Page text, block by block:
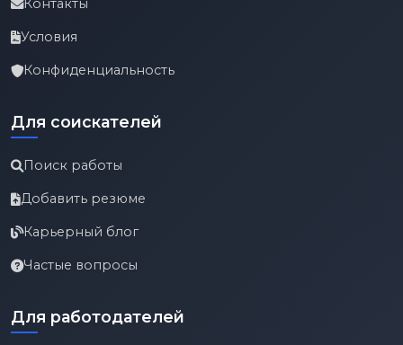
Контакты
Условия
Конфиденциальность
Для соискателей
Поиск работы
Добавить резюме
Карьерный блог
Частые вопросы
Для работодателей